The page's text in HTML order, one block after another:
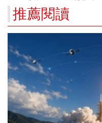
推薦閱讀